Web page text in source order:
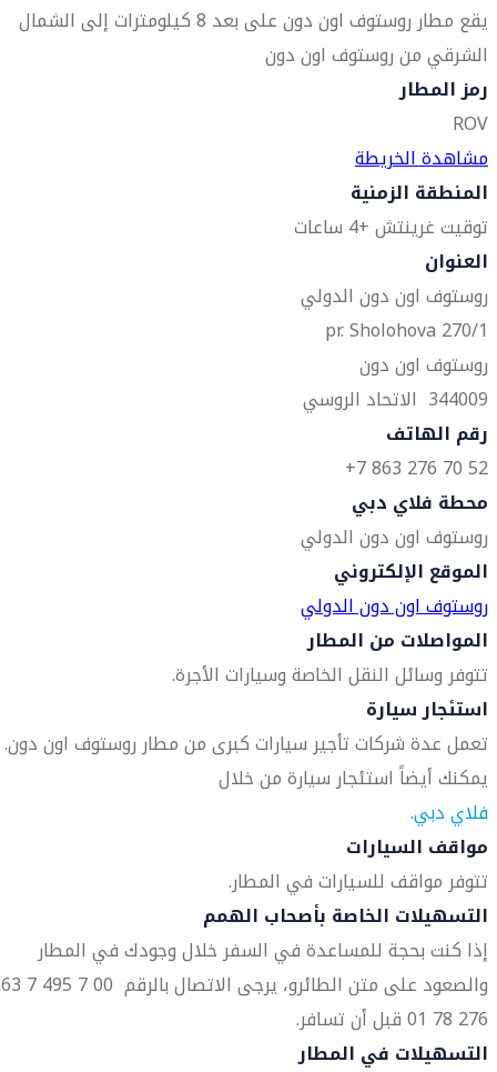
يقع مطار روستوف اون دون على بعد 8 كيلومترات إلى الشمال
الشرقي من روستوف اون دون
رمز المطار
ROV
مشاهدة الخريطة
المنطقة الزمنية
توقيت غرينتش +4 ساعات
العنوان
روستوف اون دون الدولي
pr. Sholohova 270/1
روستوف اون دون
344009 الاتحاد الروسي
رقم الهاتف
52 70 276 863 7+
محطة فلاي دبي
روستوف اون دون الدولي
الموقع الإلكتروني
روستوف اون دون الدولي
المواصلات من المطار
تتوفر وسائل النقل الخاصة وسيارات الأجرة.
استئجار سيارة
تعمل عدة شركات تأجير سيارات كبرى من مطار روستوف اون دون.
يمكنك أيضاً استئجار سيارة من خلال
فلاي دبي.
مواقف السيارات
تتوفر مواقف للسيارات في المطار.
التسهيلات الخاصة بأصحاب الهمم
إذا كنت بحجة للمساعدة في السفر خلال وجودك في المطار
والصعود على متن الطائرو،
276 78 01 قبل أن تسافر.
التسهيلات في المطار